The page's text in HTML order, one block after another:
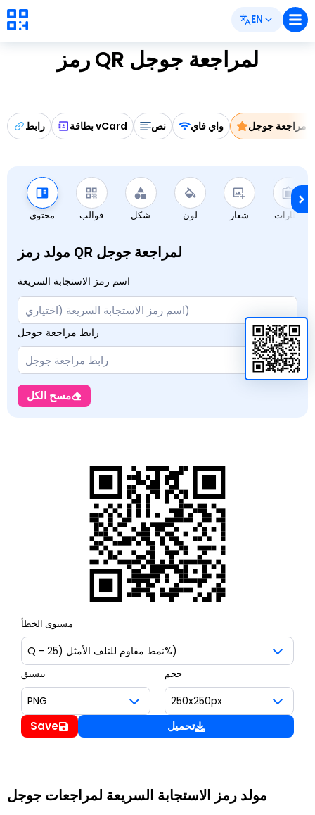
EN
رمز QR لمراجعة جوجل
رابط بطاقة vCard نص واي فاي مراجعة جوجل
محتوى قوالب شكل لون شعار إطارات
مولد رمز QR لمراجعة جوجل
اسم رمز الاستجابة السريعة
رابط مراجعة جوجل
مسح الكل
مستوى الخطأ
تنسيق حجم
Save تحميل
مولد رمز الاستجابة السريعة لمراجعات جوجل